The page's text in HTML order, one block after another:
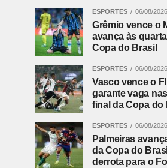
ESPORTES 06/08/2026
Grêmio vence o
avança às
Copa do Brasil
ESPORTES 06/08/2026
Vasco vence o
garante vaga
final da Copa do
ESPORTES 06/08/2026
Palmeiras
da Copa do
derrota para o